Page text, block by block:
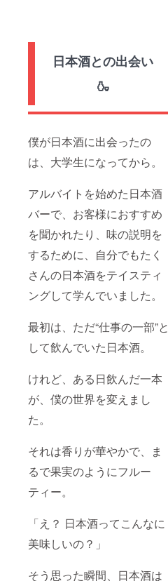
日本酒との出会い
🍶
僕が日本酒に出会ったの
は、大学生になってから。
アルバイトを始めた日本酒
バーで、お客様におすすめ
を聞かれたり、味の説明を
するために、自分でもたく
さんの日本酒をテイスティ
ングして学んでいました。
最初は、ただ“仕事の一部”と
して飲んでいた日本酒。
けれど、ある日飲んだ一本
が、僕の世界を変えまし
た。
それは香りが華やかで、ま
るで果実のようにフルー
ティー。
「え？ 日本酒ってこんなに
美味しいの？」
そう思った瞬間、日本酒は